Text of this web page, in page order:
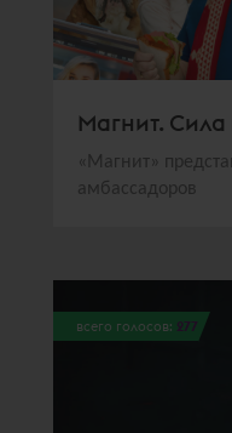
Магнит.
«Магнит»
амбассадоров
всего голосов: 277